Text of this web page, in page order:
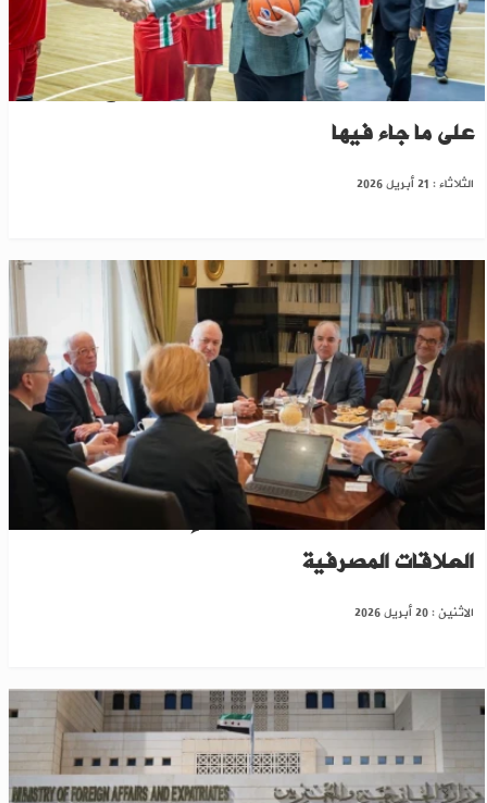
رئيس وزراء لبنان يوجه رسالة لأحمد الشرع..تعرف
على ما جاء فيها
الثلاثاء : 21 أبريل 2026
تفاهمات مالية أوروبية سورية لإعادة تفعيل
العلاقات المصرفية
الاثنين : 20 أبريل 2026